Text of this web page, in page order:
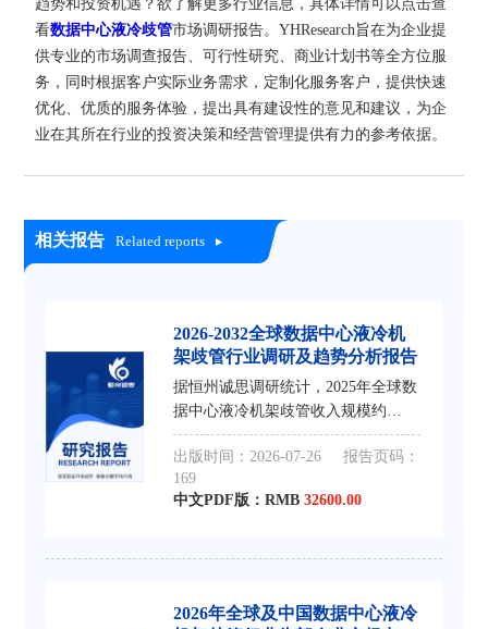
趋势和投资机遇？欲了解更多行业信息，具体详情可以点击查
看数据中心液冷歧管市场调研报告。YHResearch旨在为企业提
供专业的市场调查报告、可行性研究、商业计划书等全方位服
务，同时根据客户实际业务需求，定制化服务客户，提供快速
优化、优质的服务体验，提出具有建设性的意见和建议，为企
业在其所在行业的投资决策和经营管理提供有力的参考依据。
相关报告 Related reports
2026-2032全球数据中心液冷机
架歧管行业调研及趋势分析报告
据恒州诚思调研统计，2025年全球数
据中心液冷机架歧管收入规模约
18.58亿元，到2032年收入规模将接
近80.53亿元，2026-2032年CAGR为
19.5%。
出版时间：2026-07-26
报告页码：
169
中文PDF版：RMB32600.00
2026年全球及中国数据中心液冷